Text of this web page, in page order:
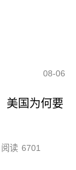
08-06
美国为何要
阅读 6701